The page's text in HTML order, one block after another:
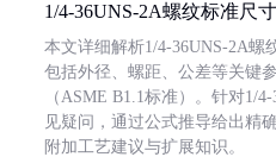
1/4-36UNS-2A螺纹标准尺寸
本文详细解析1/4-36UNS-2A螺
包括外径、螺距、公差等关键
（ASME B1.1标准）。针对1/
见疑问，通过公式推导给出精
附加工艺建议与扩展知识。